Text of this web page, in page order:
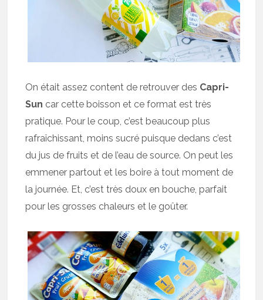
On était assez content de retrouver des Capri-
Sun car cette boisson et ce format est très
pratique. Pour le coup, c’est beaucoup plus
rafraîchissant, moins sucré puisque dedans c’est
du jus de fruits et de l’eau de source. On peut les
emmener partout et les boire à tout moment de
la journée. Et, c’est très doux en bouche, parfait
pour les grosses chaleurs et le goûter.